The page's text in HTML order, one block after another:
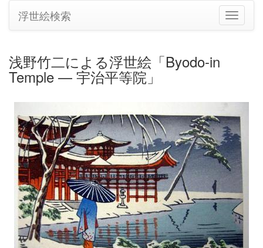
ナ
ビ
り
替
浮世絵検索
浅野竹二による浮世絵「Byodo-in
Temple — 宇治平等院」